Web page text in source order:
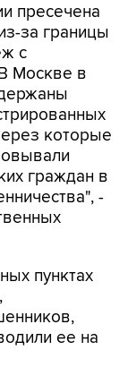
пресечена
за границы
с
Москве в
которые
граждан в
-
пунктах
ее на